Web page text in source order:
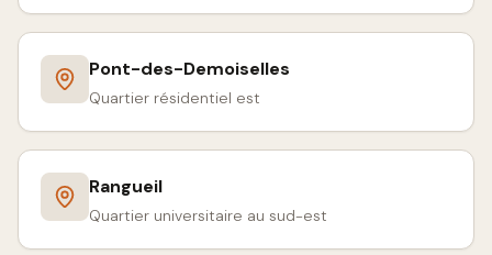
Pont-des-Demoiselles
Quartier résidentiel est
Rangueil
Quartier universitaire au sud-est